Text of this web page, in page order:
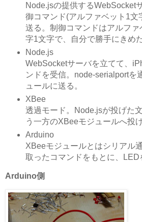
Node.jsの提供するWebSocket
御コマンド(アルファベット1文
送る。制御コマンドはアルファ
字1文字で、自分で勝手にきめ
Node.js
WebSocketサーバを立てて、
ンドを受信。node-serialportを
ュールに送る。
XBee
透過モード。Node.jsが投げた
う一方のXBeeモジュールへ投
Arduino
XBeeモジュールとはシリアル
取ったコマンドをもとに、LED
Arduino側